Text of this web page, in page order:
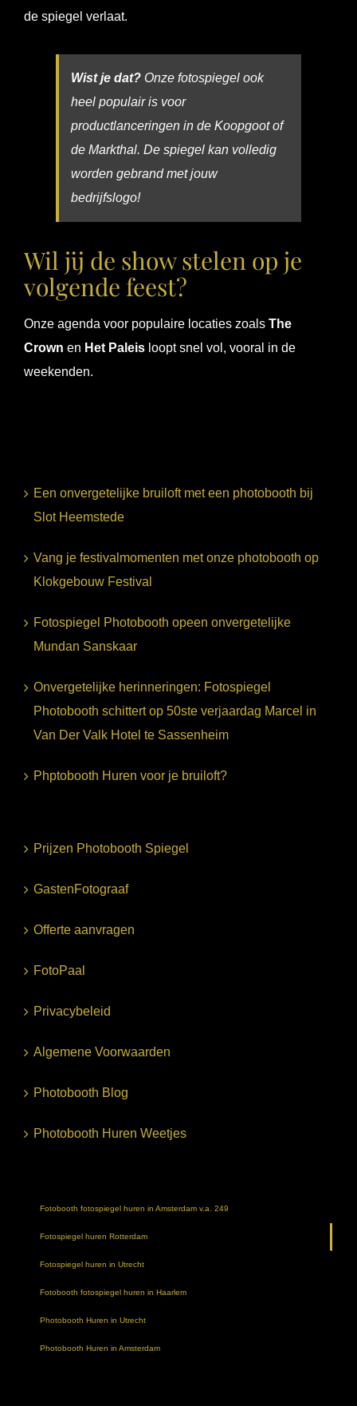
de spiegel verlaat.
Wist je dat? Onze fotospiegel ook
heel populair is voor
productlanceringen in de Koopgoot of
de Markthal. De spiegel kan volledig
worden gebrand met jouw
bedrijfslogo!
Wil jij de show stelen op je
volgende feest?
Onze agenda voor populaire locaties zoals The
Crown en Het Paleis loopt snel vol, vooral in de
weekenden.
Een onvergetelijke bruiloft met een photobooth bij
Slot Heemstede
Vang je festivalmomenten met onze photobooth op
Klokgebouw Festival
Fotospiegel Photobooth opeen onvergetelijke
Mundan Sanskaar
Onvergetelijke herinneringen: Fotospiegel
Photobooth schittert op 50ste verjaardag Marcel in
Van Der Valk Hotel te Sassenheim
Phptobooth Huren voor je bruiloft?
Prijzen Photobooth Spiegel
GastenFotograaf
Offerte aanvragen
FotoPaal
Privacybeleid
Algemene Voorwaarden
Photobooth Blog
Photobooth Huren Weetjes
Fotobooth fotospiegel huren in Amsterdam v.a. 249
Fotospiegel huren Rotterdam
Fotospiegel huren in Utrecht
Fotobooth fotospiegel huren in Haarlem
Photobooth Huren in Utrecht
Photobooth Huren in Amsterdam